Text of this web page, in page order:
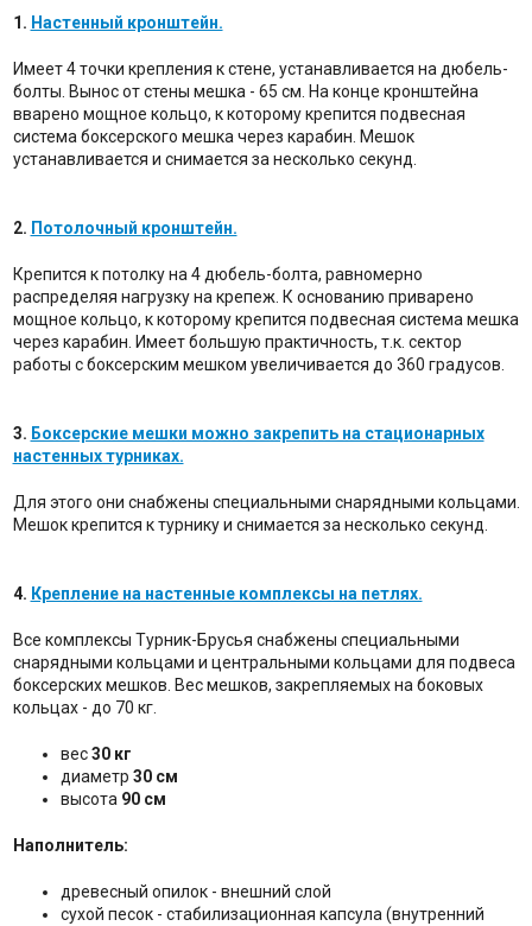
1. Настенный кронштейн.
Имеет 4 точки крепления к стене, устанавливается на дюбель-
болты. Вынос от стены мешка - 65 см. На конце кронштейна
вварено мощное кольцо, к которому крепится подвесная
система боксерского мешка через карабин. Мешок
устанавливается и снимается за несколько секунд.
2. Потолочный кронштейн.
Крепится к потолку на 4 дюбель-болта, равномерно
распределяя нагрузку на крепеж. К основанию приварено
мощное кольцо, к которому крепится подвесная система мешка
через карабин. Имеет большую практичность, т.к. сектор
работы с боксерским мешком увеличивается до 360 градусов.
3. Боксерские мешки можно закрепить на стационарных
настенных турниках.
Для этого они снабжены специальными снарядными кольцами.
Мешок крепится к турнику и снимается за несколько секунд.
4. Крепление на настенные комплексы на петлях.
Все комплексы Турник-Брусья снабжены специальными
снарядными кольцами и центральными кольцами для подвеса
боксерских мешков. Вес мешков, закрепляемых на боковых
кольцах - до 70 кг.
вес30 кг
диаметр 30 см
высота 90 см
Наполнитель:
древесный опилок - внешний слой
сухой песок - стабилизационная капсула (внутренний